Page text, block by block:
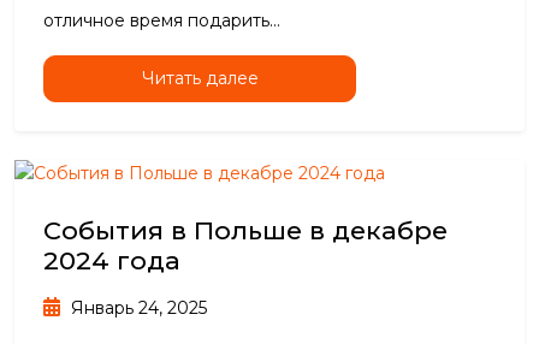
отличное время подарить...
Читать далее
События в Польше в декабре
2024 года
Январь 24, 2025